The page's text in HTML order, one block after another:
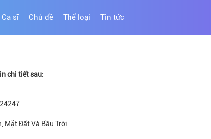
Ca sĩ Chủ đề Thể loại Tin tức
chi tiết sau:
Mặt Đất Và Bầu Trời